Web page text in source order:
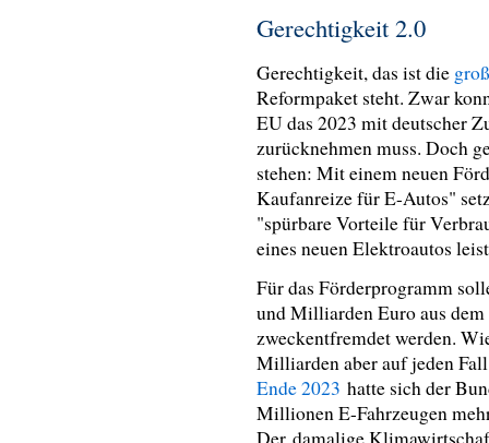
Gerechtigkeit 2.0
Gerechtigkeit, das ist die
Reformpaket steht. Zwar
EU das 2023 mit deutscher
zurücknehmen muss. Doch
stehen: Mit einem neuen
Kaufanreize für E-Autos"
"spürbare Vorteile für
eines neuen Elektroautos
Für das Förderprogramm
und Milliarden Euro aus
zweckentfremdet werden.
Milliarden aber auf jeden
Ende 2023 hatte sich der
Millionen E-Fahrzeugen
Der damalige